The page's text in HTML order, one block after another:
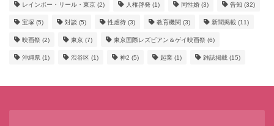
レインボー・リール・東京 (2) 人権啓発 (1) 同性婚 (3) 告知 (32)
宝塚 (5) 対談 (5) 性虐待 (3) 教育機関 (3) 新聞掲載 (11)
映画祭 (2) 東京 (7) 東京国際レズビアン＆ゲイ映画祭 (6)
沖縄県 (1) 渋谷区 (1) 神2 (5) 起業 (1) 雑誌掲載 (15)